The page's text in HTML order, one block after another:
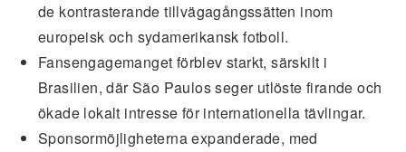
de kontrasterande tillvägagångssätten inom
europeisk och sydamerikansk fotboll.
Fansengagemanget förblev starkt, särskilt i
Brasilien, där São Paulos seger utlöste firande och
ökade lokalt intresse för internationella tävlingar.
Sponsormöjligheterna expanderade, med